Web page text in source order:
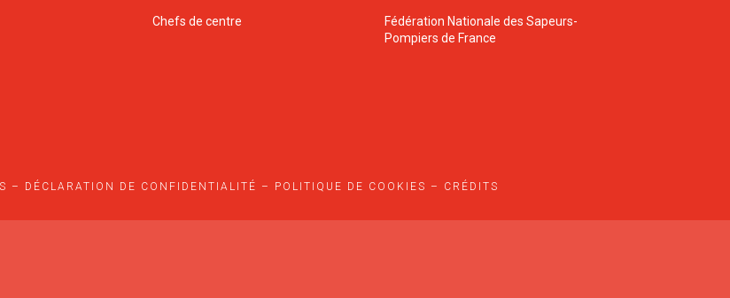
Chefs de centre
Fédération Nationale des Sapeurs-
Pompiers de France
– DÉCLARATION DE CONFIDENTIALITÉ – POLITIQUE DE COOKIES – CRÉDITS